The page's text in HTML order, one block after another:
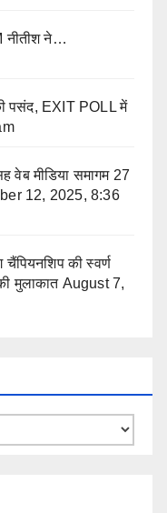
नीतीश ने…
पसंद, EXIT POLL में
वेब मीडिया समागम 27
12, 2025, 8:36
की स्वर्ण
मुलाकात August 7,